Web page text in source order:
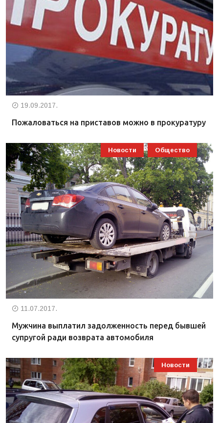
19.09.2017.
Пожаловаться на приставов можно в прокуратуру
Новости Общество
11.07.2017.
Мужчина выплатил задолженность перед бывшей
супругой ради возврата автомобиля
Новости